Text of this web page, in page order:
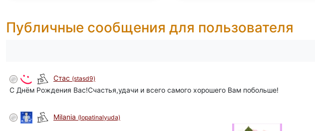
Публичные сообщения для пользователя
Стас (stasd9)
С Днём Рождения Вас!Счастья,удачи и всего самого хорошего Вам побольше!
Milania (lopatinalyuda)